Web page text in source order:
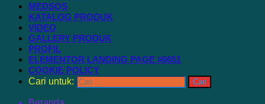
MEDSOS
KATALOG PRODUK
VIDEO
GALLERY PRODUK
PROFIL
ELEMENTOR LANDING PAGE #6651
COOKIE POLICY
Cari untuk: